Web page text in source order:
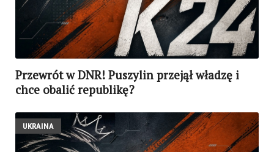
Przewrót w DNR! Puszylin przejął władzę i
chce obalić republikę?
UKRAINA